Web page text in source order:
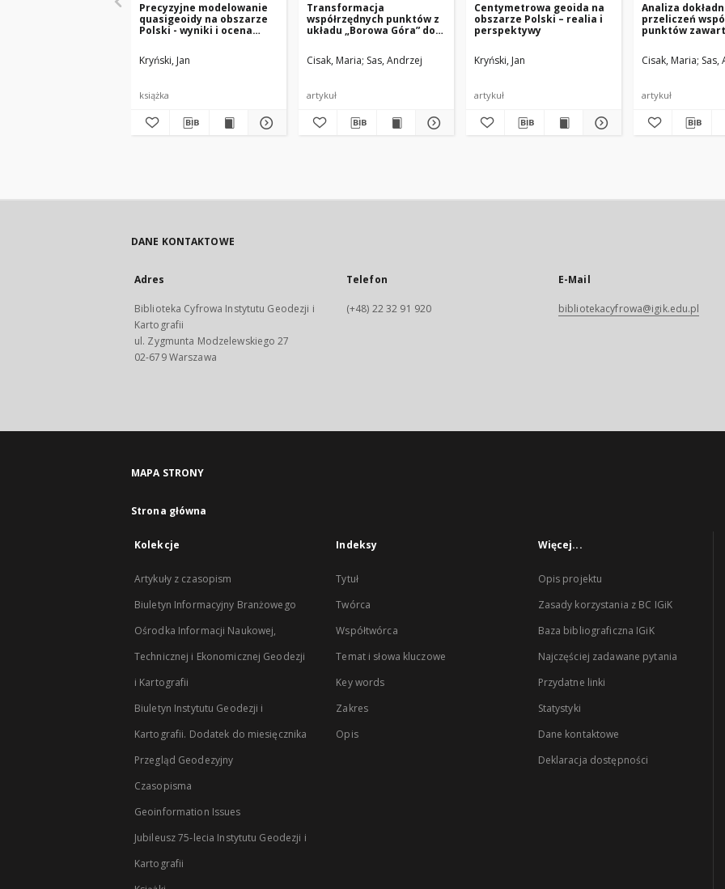
Precyzyjne modelowanie
quasigeoidy na obszarze
Polski - wyniki i ocena
Kryński, Jan
książka
Transformacja
współrzędnych punktów z
układu „Borowa Góra” do
Cisak, Maria Sas, Andrzej
artykuł
Centymetrowa geoida na
obszarze Polski – realia i
perspektywy
Kryński, Jan
artykuł
Analiza
przeliczeń
punktów
układu „Borowa
Cisak, Maria Sas,
artykuł
DANE KONTAKTOWE
Adres
Biblioteka Cyfrowa Instytutu Geodezji i
Kartografii
ul. Zygmunta Modzelewskiego 27
02-679 Warszawa
Telefon
(+48) 22 32 91 920
E-Mail
bibliotekacyfrowa@igik.edu.pl
MAPA STRONY
Strona główna
Kolekcje
Artykuły z czasopism
Biuletyn Informacyjny Branżowego
Ośrodka Informacji Naukowej,
Technicznej i Ekonomicznej Geodezji
i Kartografii
Biuletyn Instytutu Geodezji i
Kartografii. Dodatek do miesięcznika
Przegląd Geodezyjny
Czasopisma
Geoinformation Issues
Jubileusz 75-lecia Instytutu Geodezji i
Kartografii
Indeksy
Tytuł
Twórca
Współtwórca
Temat i słowa kluczowe
Key words
Zakres
Opis
Więcej...
Opis projektu
Zasady korzystania z BC IGiK
Baza bibliograficzna IGiK
Najczęściej zadawane pytania
Przydatne linki
Statystyki
Dane kontaktowe
Deklaracja dostępności